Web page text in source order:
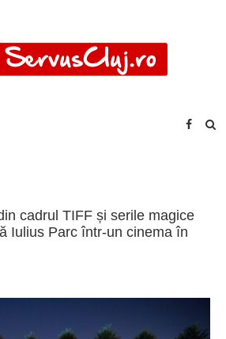
cadrul TIFF și serile magice
Iulius Parc într-un cinema în